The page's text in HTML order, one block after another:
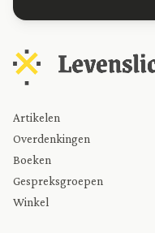
Artikelen
Overdenkingen
Boeken
Gespreksgroepen
Winkel